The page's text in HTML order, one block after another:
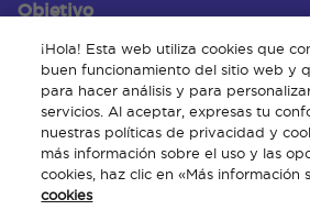
Objetivo
Servicio al cliente
Acerca de
¡Hola! Esta web utiliza cookies que
buen funcionamiento del sitio web y
para hacer análisis y para
servicios. Al aceptar, expresas tu
nuestras políticas de privacidad y
más información sobre el uso y las
cookies, haz clic en «Más información
cookies